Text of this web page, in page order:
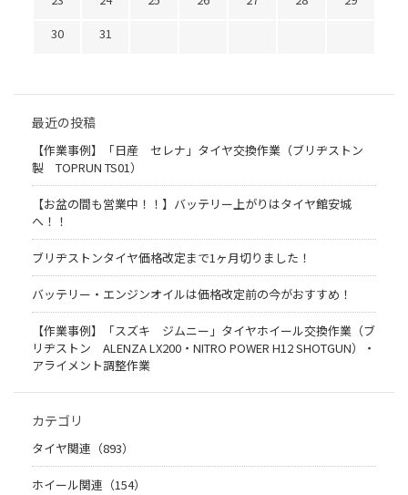
30
31
最近の投稿
【作業事例】「日産 セレナ」タイヤ交換作業（ブリヂストン
製 TOPRUN TS01）
【お盆の間も営業中！！】バッテリー上がりはタイヤ館安城
へ！！
ブリヂストンタイヤ価格改定まで1ヶ月切りました！
バッテリー・エンジンオイルは価格改定前の今がおすすめ！
【作業事例】「スズキ ジムニー」タイヤホイール交換作業（ブ
リヂストン ALENZA LX200・NITRO POWER H12 SHOTGUN）・
アライメント調整作業
カテゴリ
タイヤ関連（893）
ホイール関連（154）